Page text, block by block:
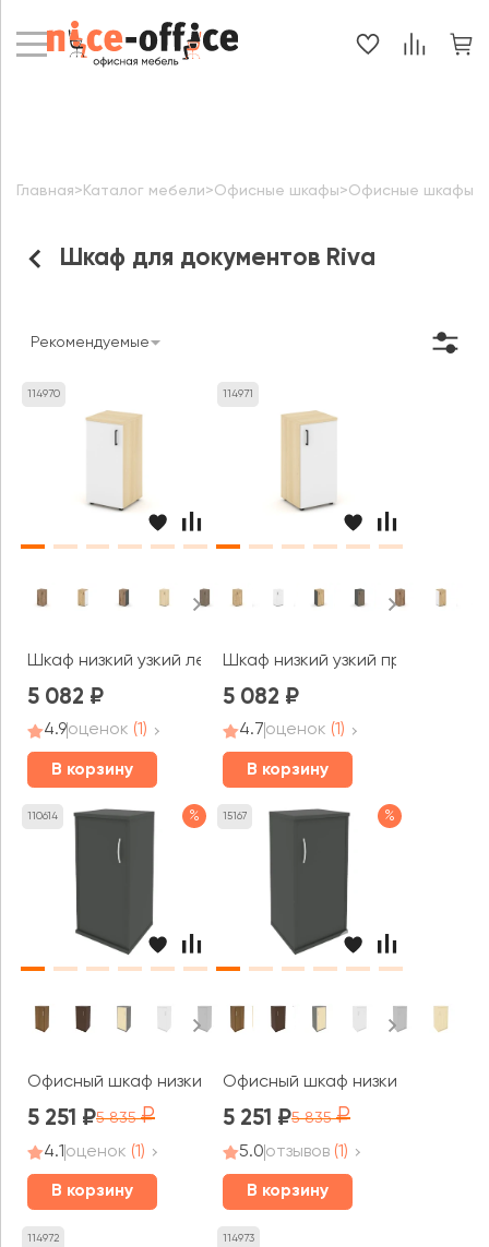
Шкаф для документов Riva
Главная> Каталог мебели>Офисные шкафы>Офисные шкафы
Рекомендуемые
114970
Шкаф низкий узкий левый закрытый 400x400x833
5 082
4.9оценок (1)
В корзину
114971
Шкаф низкий узкий правый
5 082
4.7оценок (1)
В корзину
110614 %
Офисный шкаф низкий узкий левый 1 низкая дверь
5 251 5 835
4.1 оценок (1)
В корзину
15167 %
Офисный шкаф низкий узкий
5 251 5 835
5.0отзывов (1)
В корзину
114972 114973